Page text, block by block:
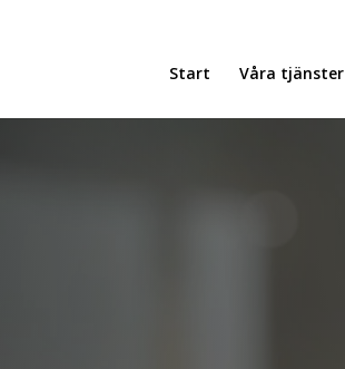
Start Våra tjänster